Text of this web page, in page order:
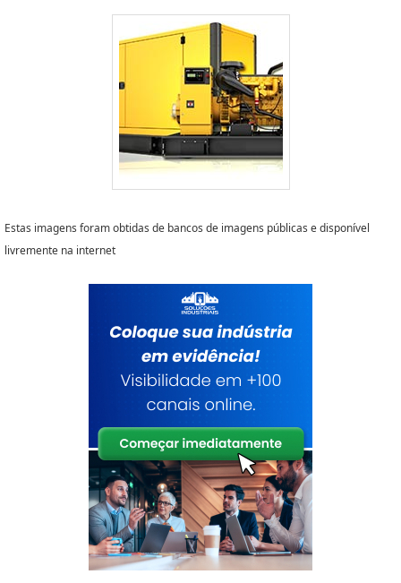
Estas imagens foram obtidas de bancos de imagens públicas e disponível
livremente na internet